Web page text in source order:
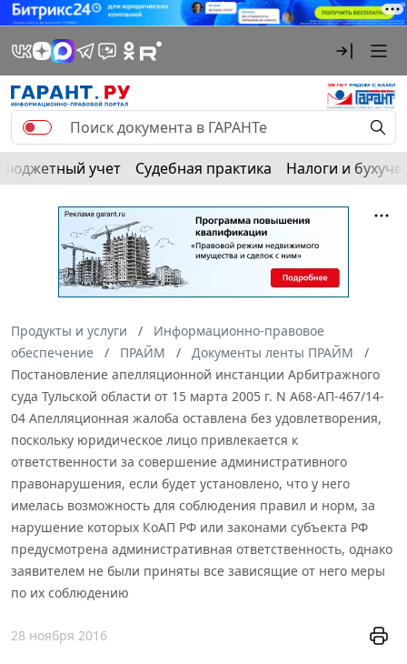
Бюджетный учет Судебная практика Налоги и
Продукты и услуги
Информационно-правовое
обеспечение
ПРАЙМ
Документы ленты ПРАЙМ
Постановление апелляционной инстанции Арбитражного
суда Тульской области от 15 марта 2005 г. N А68-АП-467/14-
04 Апелляционная жалоба оставлена без удовлетворения,
поскольку юридическое лицо привлекается к
ответственности за совершение административного
правонарушения, если будет установлено, что у него
имелась возможность для соблюдения правил и норм, за
нарушение которых КоАП РФ или законами субъекта РФ
предусмотрена административная ответственность, однако
заявителем не были приняты все зависящие от него меры
по их соблюдению
28 ноября 2016